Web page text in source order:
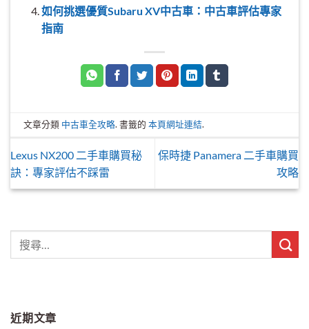
如何挑選優質Subaru XV中古車：中古車評估專家
指南
文章分類 中古車全攻略. 書籤的本頁網址連結.
Lexus NX200 二手車購買秘
訣：專家評估不踩雷
保時捷 Panamera 二手車購買
攻略
近期文章